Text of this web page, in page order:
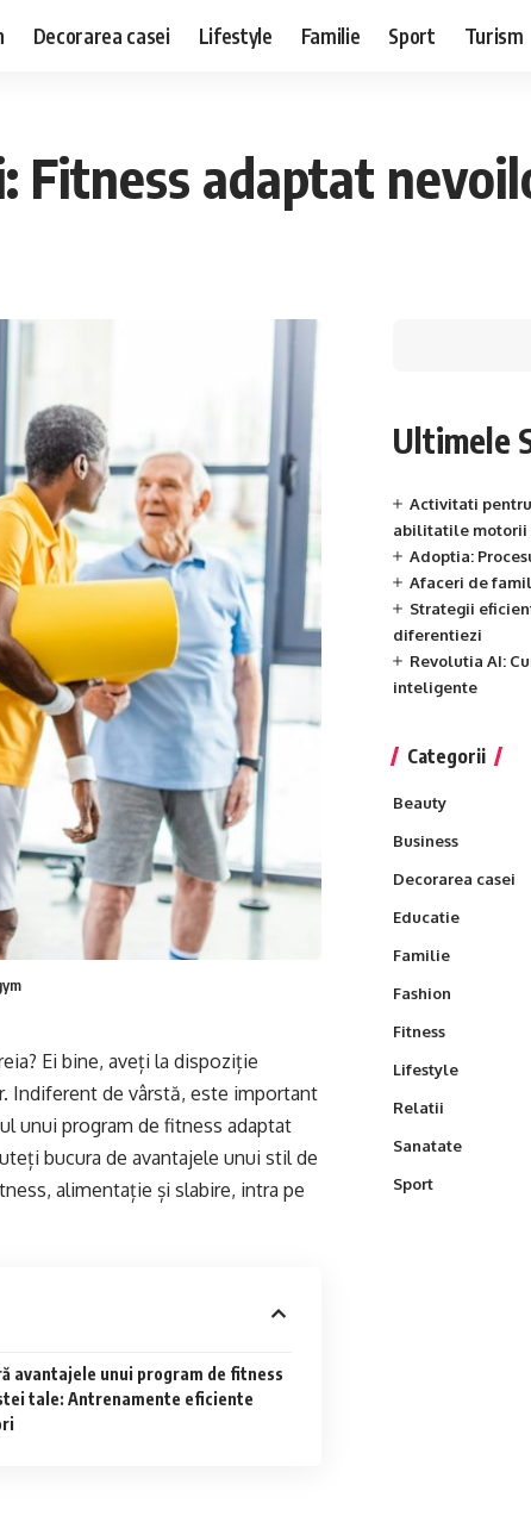
Decorarea casei Lifestyle Familie Sport Turism
adaptat
Ei bine, aveți la dispoziție
Indiferent de vârstă, este important
unui program de fitness adaptat
bucura de avantajele unui stil de
alimentație și slabire, intra pe
avantajele unui program de fitness
tale: Antrenamente eficiente
Ultimele
Activitati
abilitatile motorii
Adoptia:
Afaceri de
Strategii
diferentiezi
Revolutia AI:
inteligente
Categorii
Beauty
Business
Decorarea casei
Educatie
Familie
Fashion
Fitness
Lifestyle
Relatii
Sanatate
Sport